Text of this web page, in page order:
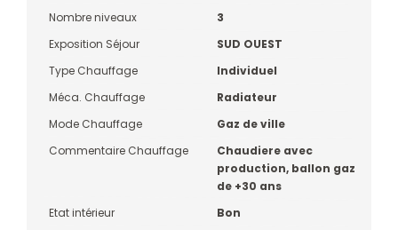
Nombre niveaux
3
Exposition Séjour
SUD OUEST
Type Chauffage
Individuel
Méca. Chauffage
Radiateur
Mode Chauffage
Gaz de ville
Commentaire Chauffage
Chaudiere avec
production, ballon gaz
de +30 ans
Etat intérieur
Bon